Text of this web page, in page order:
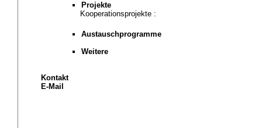
Projekte
Kooperationsprojekte :
Austauschprogramme
Weitere
Kontakt
E-Mail